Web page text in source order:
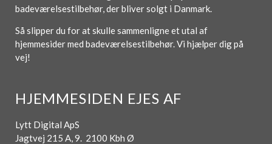
badeværelsestilbehør, der bliver solgt i Danmark.
Så slipper du for at skulle sammenligne et utal af
hjemmesider med badeværelsestilbehør. Vi hjælper dig på
vej!
HJEMMESIDEN EJES AF
Lytt Digital ApS
Jagtvej 215 A, 9. 2100 Kbh Ø